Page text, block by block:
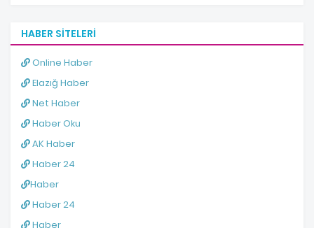
HABER SITELERI
Online Haber
Elazığ Haber
Net Haber
Haber Oku
AK Haber
Haber 24
Haber
Haber 24
Haber